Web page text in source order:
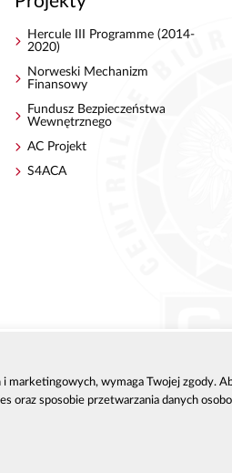
Hercule III Programme (2014-
2020)
Norweski Mechanizm
Finansowy
Fundusz Bezpieczeństwa
Wewnętrznego
AC Projekt
S4ACA
wymaga Twojej zgody.
sposobie przetwarzania danych